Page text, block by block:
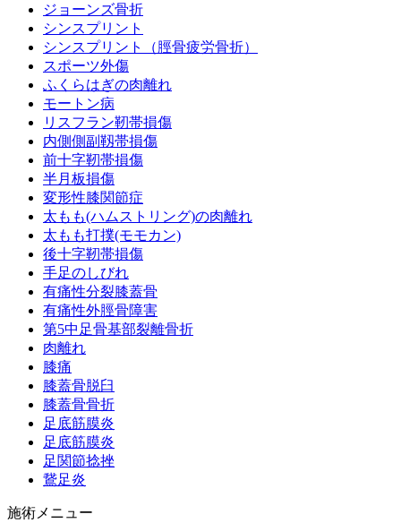
ジョーンズ骨折
シンスプリント
シンスプリント（脛骨疲労骨折）
スポーツ外傷
ふくらはぎの肉離れ
モートン病
リスフラン靭帯損傷
内側側副靱帯損傷
前十字靭帯損傷
半月板損傷
変形性膝関節症
太もも(ハムストリング)の肉離れ
太もも打撲(モモカン)
後十字靭帯損傷
手足のしびれ
有痛性分裂膝蓋骨
有痛性外脛骨障害
第5中足骨基部裂離骨折
肉離れ
膝痛
膝蓋骨脱臼
膝蓋骨骨折
足底筋膜炎
足底筋膜炎
足関節捻挫
鵞足炎
施術メニュー